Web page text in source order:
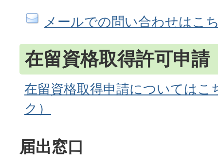
メールでの問い合わせはこ
在留資格取得許可申請
在留資格取得申請についてはこ
ク）
届出窓口